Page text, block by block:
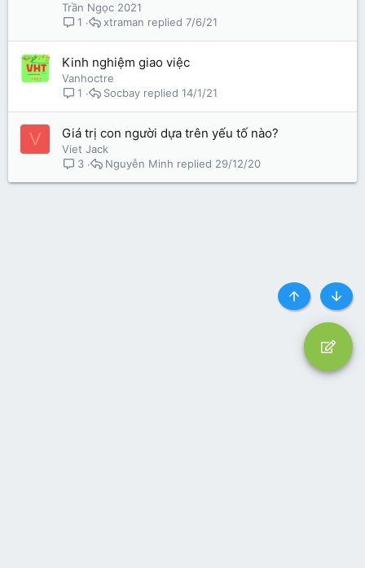
Trần Ngọc 2021
1
7/6/21
xtraman
Kinh nghiệm giao việc
Vanhoctre
1
14/1/21
Socbay
V Giá trị con người dựa trên yếu tố nào?
Viet Jack
3
29/12/20
Nguyễn Minh
Top